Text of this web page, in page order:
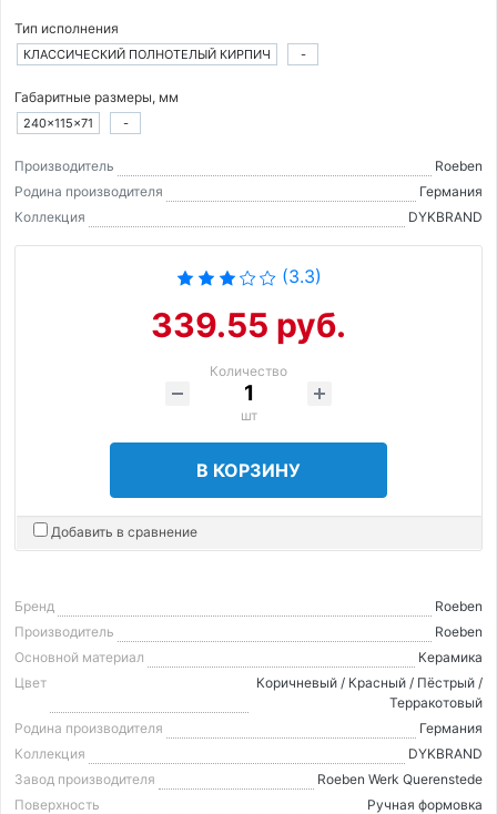
Тип исполнения
КЛАССИЧЕСКИЙ ПОЛНОТЕЛЫЙ КИРПИЧ -
Габаритные размеры, мм
240×115×71 -
Производитель
Roeben
Родина производителя
Германия
Коллекция
DYKBRAND
(3.3)
339.55 руб.
Количество
шт
В КОРЗИНУ
Добавить в сравнение
Бренд
Roeben
Производитель
Roeben
Основной материал
Керамика
Цвет
Коричневый / Красный / Пёстрый /
Терракотовый
Родина производителя
Германия
Коллекция
DYKBRAND
Завод производителя
Roeben Werk Querenstede
Поверхность
Ручная формовка